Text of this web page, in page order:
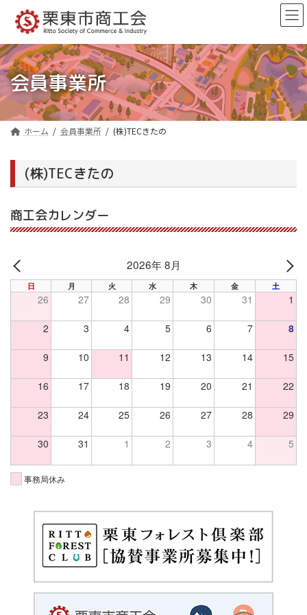
ン
ツ
へ
ス
キ
ッ
ー
シ
ョ
ン
に
移
会員事業所
ホーム 会員事業所 (株)TECきたの
(株)TECきたの
商工会カレンダー
PREV
2026年 8月
日 月 火 水 木 金 土
26 27 28 29 30 31 1
2 3 4 5 6 7 8
9 10 11 12 13 14 15
16 17 18 19 20 21 22
23 24 25 26 27 28 29
30 31 1 2 3 4 5
事務局休み